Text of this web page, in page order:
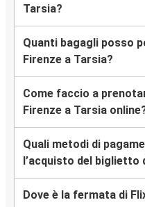
Tarsia?
Quanti bagagli posso
Firenze a Tarsia?
Come faccio a
Firenze a Tarsia
Quali metodi di
l’acquisto del biglietto
Dove è la fermata di